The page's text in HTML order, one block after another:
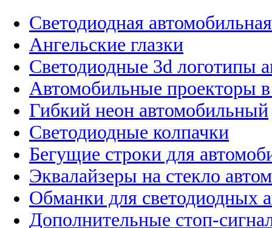
Светодиодная
Ангельские глазки
Светодиодные 3d логотипы
Автомобильные проекторы
Гибкий неон автомобильный
Светодиодные колпачки
Бегущие строки для
Эквалайзеры на стекло
Обманки для светодиодных
Дополнительные стоп-